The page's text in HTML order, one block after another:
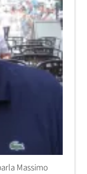
Massimo